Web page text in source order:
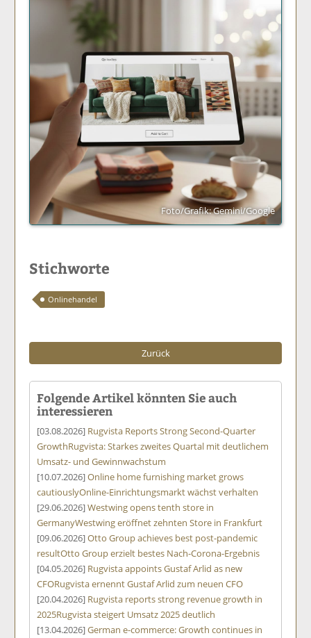
Foto/Grafik: Gemini/Google
Stichworte
Onlinehandel
Zurück
Folgende Artikel könnten Sie auch
interessieren
[03.08.2026] Rugvista Reports Strong Second-Quarter
GrowthRugvista: Starkes zweites Quartal mit deutlichem
Umsatz- und Gewinnwachstum
[10.07.2026]Online home furnishing market grows
cautiouslyOnline-Einrichtungsmarkt wächst verhalten
[29.06.2026]Westwing opens tenth store in
GermanyWestwing eröffnet zehnten Store in Frankfurt
[09.06.2026]Otto Group achieves best post-pandemic
resultOtto Group erzielt bestes Nach-Corona-Ergebnis
[04.05.2026] Rugvista appoints Gustaf Arlid as new
CFORugvista ernennt Gustaf Arlid zum neuen CFO
[20.04.2026] Rugvista reports strong revenue growth in
2025Rugvista steigert Umsatz 2025 deutlich
[13.04.2026]German e-commerce: Growth continues in